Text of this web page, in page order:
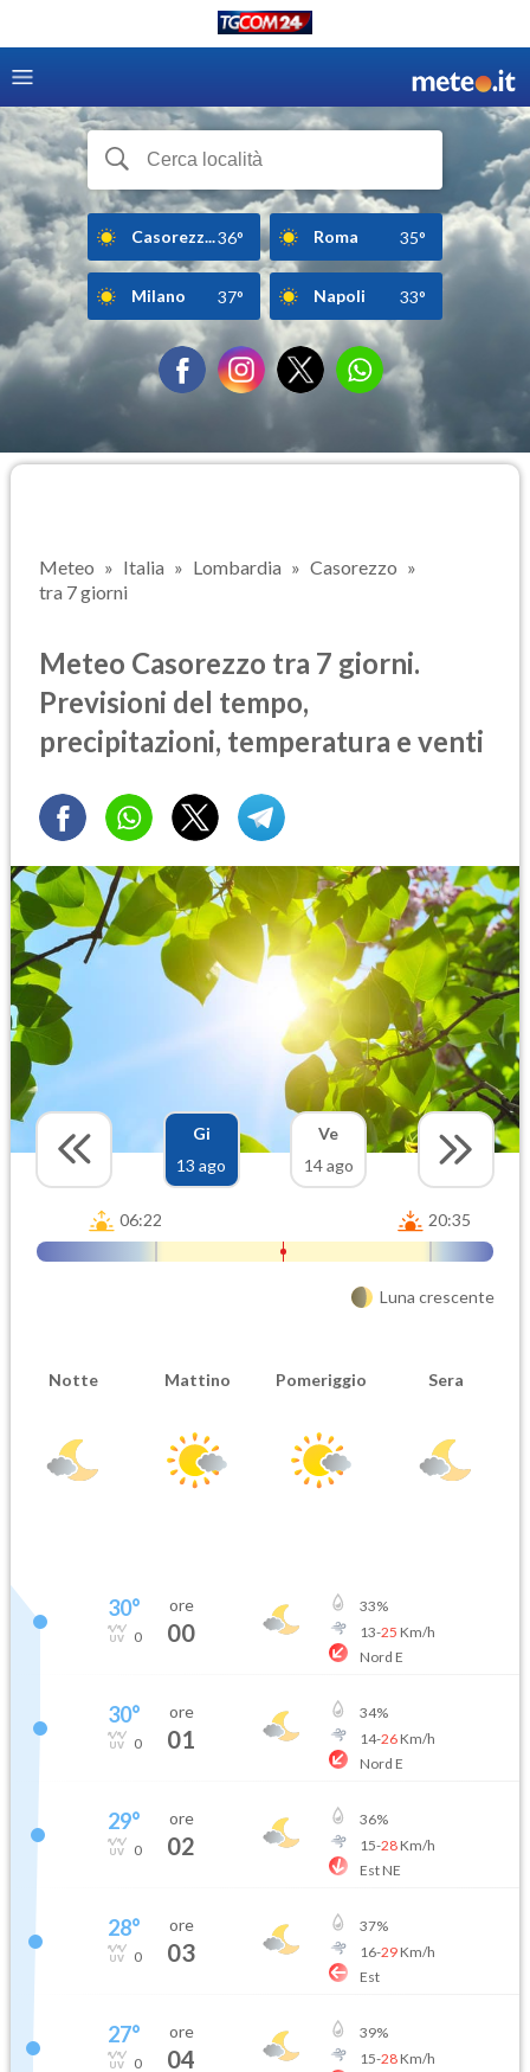
Casorezz...36° Roma 35°
Milano 37° Napoli 33°
Meteo Italia Lombardia
Casorezzo
tra 7 giorni
Meteo Casorezzo tra 7 giorni.
Previsioni del tempo,
precipitazioni, temperatura e venti
Gi
13 ago
Ve
14 ago
06:22 20:35
Luna crescente
Notte Mattino Pomeriggio Sera
30°
0
ore
00
33%
13-25 Km/h
Nord E
30°
0
ore
01
34%
14-26Km/h
Nord E
29°
0
ore
02
36%
15-28Km/h
Est NE
28°
0
ore
03
37%
16-29Km/h
Est
27°
0
ore
04
39%
15-28Km/h